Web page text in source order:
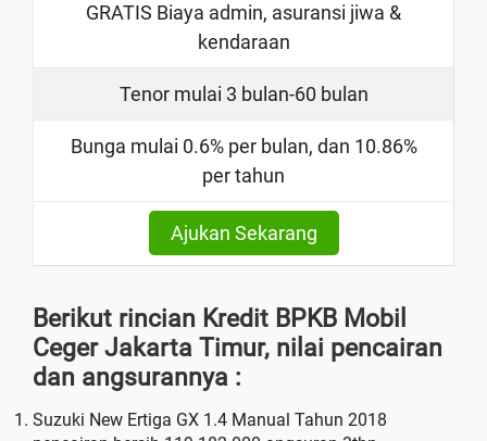
GRATIS Biaya admin, asuransi jiwa &
kendaraan
Tenor mulai 3 bulan-60 bulan
Bunga mulai 0.6% per bulan, dan 10.86%
per tahun
Ajukan Sekarang
Berikut rincian Kredit BPKB Mobil
Ceger Jakarta Timur, nilai pencairan
dan angsurannya :
Suzuki New Ertiga GX 1.4 Manual Tahun 2018